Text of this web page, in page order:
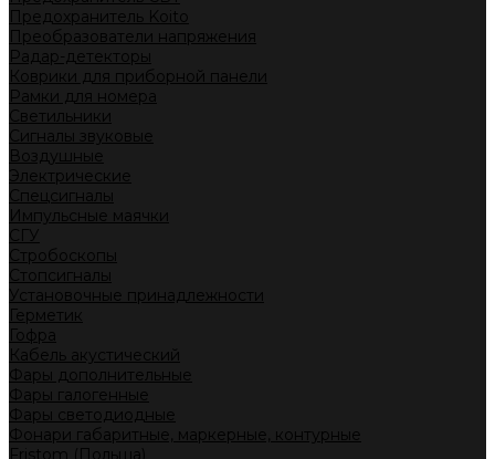
Предохранитель Koito
Преобразователи напряжения
Радар-детекторы
Коврики для приборной панели
Рамки для номера
Светильники
Сигналы звуковые
Воздушные
Электрические
Спецсигналы
Импульсные маячки
СГУ
Стробоскопы
Стопсигналы
Установочные принадлежности
Герметик
Гофра
Кабель акустический
Фары дополнительные
Фары галогенные
Фары светодиодные
Фонари габаритные, маркерные, контурные
Fristom (Польша)